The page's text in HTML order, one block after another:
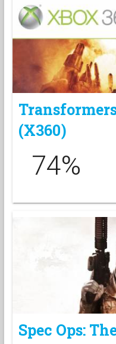
(X360)
74%
Spec Ops: